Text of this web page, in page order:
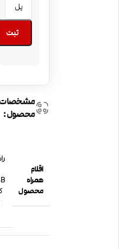
ثبت
مشخصات
محصول:
اقلام
همراه
محصول